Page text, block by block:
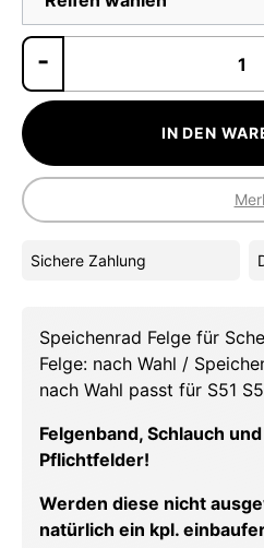
IN DEN
Sichere Zahlung
Speichenrad Felge für
Felge: nach Wahl /
nach Wahl passt für S51
Felgenband, Schlauch
Pflichtfelder!
Werden diese nicht
natürlich ein kpl.